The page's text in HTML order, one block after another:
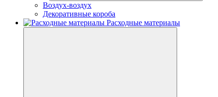
Воздух-воздух
Декоративные короба
Расходные материалы